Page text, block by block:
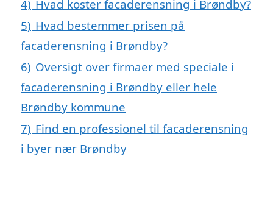
4) Hvad koster facaderensning i Brøndby?
5) Hvad bestemmer prisen på
facaderensning i Brøndby?
6) Oversigt over firmaer med speciale i
facaderensning i Brøndby eller hele
Brøndby kommune
7) Find en professionel til facaderensning
i byer nær Brøndby